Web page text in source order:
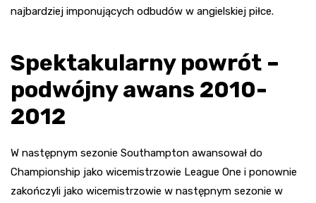
najbardziej imponujących odbudów w angielskiej piłce.
Spektakularny powrót –
podwójny awans 2010-
2012
W następnym sezonie Southampton awansował do
Championship jako wicemistrzowie League One i ponownie
zakończyli jako wicemistrzowie w następnym sezonie w